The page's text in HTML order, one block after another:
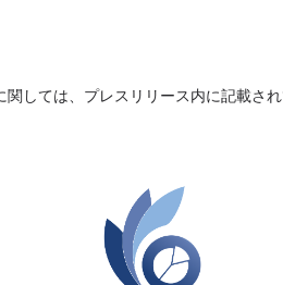
しては、プレスリリース内に記載さ